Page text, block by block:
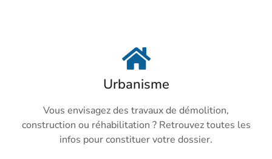
Urbanisme
Vous envisagez des travaux de démolition,
construction ou réhabilitation ? Retrouvez toutes les
infos pour constituer votre dossier.